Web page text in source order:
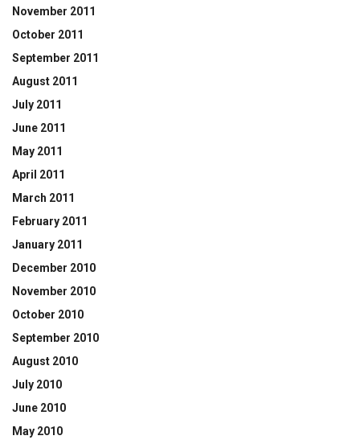
November 2011
October 2011
September 2011
August 2011
July 2011
June 2011
May 2011
April 2011
March 2011
February 2011
January 2011
December 2010
November 2010
October 2010
September 2010
August 2010
July 2010
June 2010
May 2010